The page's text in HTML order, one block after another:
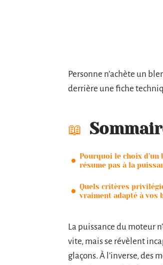
Personne n’achète un
derrière une fiche
Pourquoi le choix d’un
résume pas à la
Quels critères
vraiment adapté à vos
La puissance du moteur
vite, mais se révèlent
glaçons. À l’inverse, des